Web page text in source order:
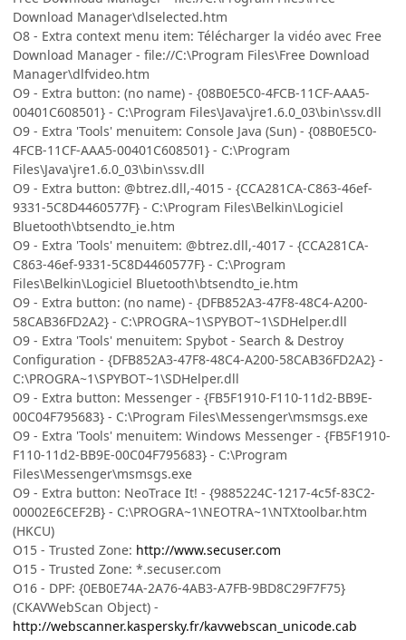
Download Manager\dlselected.htm
O8 - Extra context menu item: Télécharger la vidéo avec Free
Download Manager - file://C:\Program Files\Free Download
Manager\dlfvideo.htm
O9 - Extra button: (no name) - {08B0E5C0-4FCB-11CF-AAA5-
00401C608501} - C:\Program Files\Java\jre1.6.0_03\bin\ssv.dll
O9 - Extra 'Tools' menuitem: Console Java (Sun) - {08B0E5C0-
4FCB-11CF-AAA5-00401C608501} - C:\Program
Files\Java\jre1.6.0_03\bin\ssv.dll
O9 - Extra button: @btrez.dll,-4015 - {CCA281CA-C863-46ef-
9331-5C8D4460577F} - C:\Program Files\Belkin\Logiciel
Bluetooth\btsendto_ie.htm
O9 - Extra 'Tools' menuitem: @btrez.dll,-4017 - {CCA281CA-
C863-46ef-9331-5C8D4460577F} - C:\Program
Files\Belkin\Logiciel Bluetooth\btsendto_ie.htm
O9 - Extra button: (no name) - {DFB852A3-47F8-48C4-A200-
58CAB36FD2A2} - C:\PROGRA~1\SPYBOT~1\SDHelper.dll
O9 - Extra 'Tools' menuitem: Spybot - Search & Destroy
Configuration - {DFB852A3-47F8-48C4-A200-58CAB36FD2A2} -
C:\PROGRA~1\SPYBOT~1\SDHelper.dll
O9 - Extra button: Messenger - {FB5F1910-F110-11d2-BB9E-
00C04F795683} - C:\Program Files\Messenger\msmsgs.exe
O9 - Extra 'Tools' menuitem: Windows Messenger - {FB5F1910-
F110-11d2-BB9E-00C04F795683} - C:\Program
Files\Messenger\msmsgs.exe
O9 - Extra button: NeoTrace It! - {9885224C-1217-4c5f-83C2-
00002E6CEF2B} - C:\PROGRA~1\NEOTRA~1\NTXtoolbar.htm
(HKCU)
O15 - Trusted Zone: http://www.secuser.com
O15 - Trusted Zone: *.secuser.com
O16 - DPF: {0EB0E74A-2A76-4AB3-A7FB-9BD8C29F7F75}
(CKAVWebScan Object) -
http://webscanner.kaspersky.fr/kavwebscan_unicode.cab